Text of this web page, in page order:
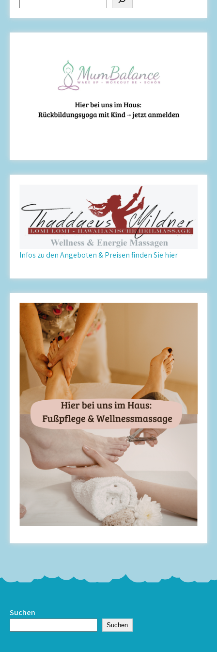
Infos zu den Angeboten & Preisen finden Sie hier
Suchen
Suchen